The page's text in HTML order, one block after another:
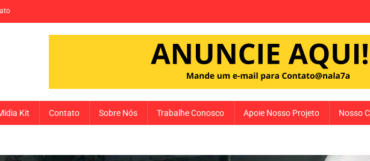
Kit Contato Sobre Nós Trabalhe Conosco Apoie Nosso Projeto Nosso